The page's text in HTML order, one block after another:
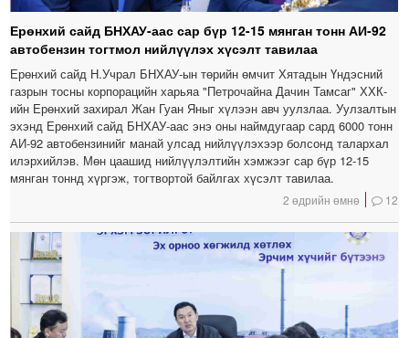
Ерөнхий сайд БНХАУ-аас сар бүр 12-15 мянган тонн АИ-92
автобензин тогтмол нийлүүлэх хүсэлт тавилаа
Ерөнхий сайд Н.Учрал БНХАУ-ын төрийн өмчит Хятадын Үндэсний
газрын тосны корпорацийн харьяа "Петрочайна Дачин Тамсаг" ХХК-
ийн Ерөнхий захирал Жан Гуан Яныг хүлээн авч уулзлаа. Уулзалтын
эхэнд Ерөнхий сайд БНХАУ-аас энэ оны наймдугаар сард 6000 тонн
АИ-92 автобензинийг манай улсад нийлүүлэхээр болсонд талархал
илэрхийлэв. Мөн цаашид нийлүүлэлтийн хэмжээг сар бүр 12-15
мянган тоннд хүргэж, тогтвортой байлгах хүсэлт тавилаа.
2 өдрийн өмнө 12